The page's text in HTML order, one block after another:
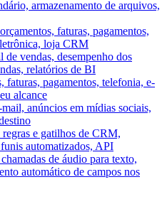
armazenamento de arquivos,
faturas, pagamentos,
loja CRM
de vendas, desempenho dos
relatórios de BI
faturas, pagamentos, telefonia, e-
alcance
anúncios em mídias sociais,
e gatilhos de CRM,
automatizados, API
de áudio para texto,
automático de campos nos